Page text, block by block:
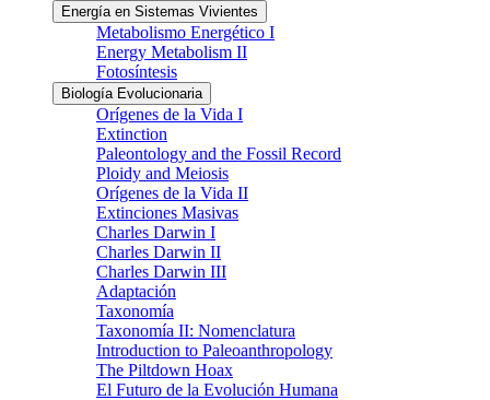
Energía en Sistemas Vivientes
Metabolismo Energético I
Energy Metabolism II
Fotosíntesis
Biología Evolucionaria
Orígenes de la Vida I
Extinction
Paleontology and the Fossil Record
Ploidy and Meiosis
Orígenes de la Vida II
Extinciones Masivas
Charles Darwin I
Charles Darwin II
Charles Darwin III
Adaptación
Taxonomía
Taxonomía II: Nomenclatura
Introduction to Paleoanthropology
The Piltdown Hoax
El Futuro de la Evolución Humana